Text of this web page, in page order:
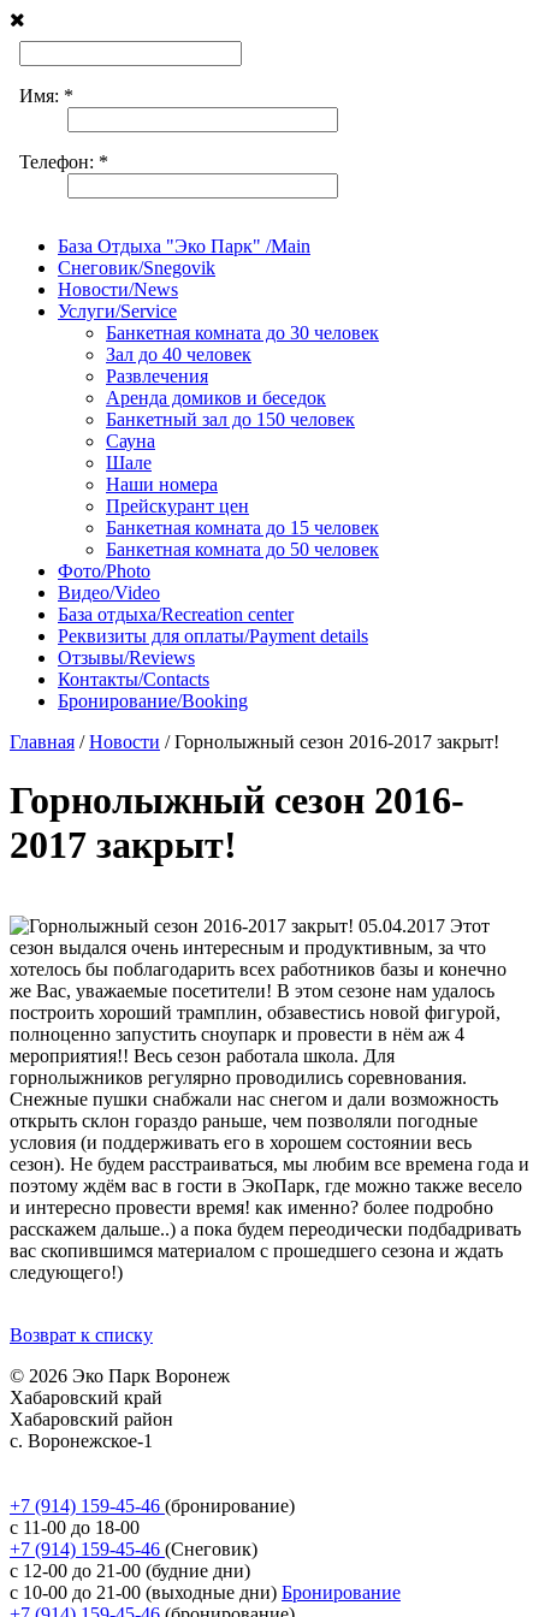
База Отдыха "Эко Парк" /Main
Снеговик/Snegovik
Новости/News
Услуги/Service
Банкетная комната до 30 человек
Зал до 40 человек
Развлечения
Аренда домиков и беседок
Банкетный зал до 150 человек
Сауна
Шале
Наши номера
Прейскурант цен
Банкетная комната до 15 человек
Банкетная комната до 50 человек
Фото/Photo
Видео/Video
База отдыха/Recreation center
Реквизиты для оплаты/Payment details
Отзывы/Reviews
Контакты/Contacts
Бронирование/Booking
Главная /Новости /Горнолыжный сезон 2016-2017 закрыт!
Горнолыжный сезон 2016-
2017 закрыт!
05.04.2017 Этот
сезон выдался очень интересным и продуктивным, за что
хотелось бы поблагодарить всех работников базы и конечно
же Вас, уважаемые посетители! В этом сезоне нам удалось
построить хороший трамплин, обзавестись новой фигурой,
полноценно запустить сноупарк и провести в нём аж 4
мероприятия!! Весь сезон работала школа. Для
горнолыжников регулярно проводились соревнования.
Снежные пушки снабжали нас снегом и дали возможность
открыть склон гораздо раньше, чем позволяли погодные
условия (и поддерживать его в хорошем состоянии весь
сезон). Не будем расстраиваться, мы любим все времена года и
поэтому ждём вас в гости в ЭкоПарк, где можно также весело
и интересно провести время! как именно? более подробно
расскажем дальше..) а пока будем переодически подбадривать
вас скопившимся материалом с прошедшего сезона и ждать
следующего!)
Возврат к списку
© 2026 Эко Парк Воронеж
Хабаровский край
Хабаровский район
с. Воронежское-1
+7 (914) 159-45-46 (бронирование)
с 11-00 до 18-00
+7 (914) 159-45-46 (Снеговик)
с 12-00 до 21-00 (будние дни)
с 10-00 до 21-00 (выходные дни) Бронирование